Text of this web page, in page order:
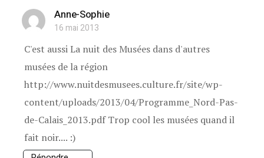
Anne-Sophie
16 mai 2013
C'est aussi La nuit des Musées dans d'autres
musées de la région
http://www.nuitdesmusees.culture.fr/site/wp-
content/uploads/2013/04/Programme_Nord-Pas-
de-Calais_2013.pdf Trop cool les musées quand il
fait noir.... :)